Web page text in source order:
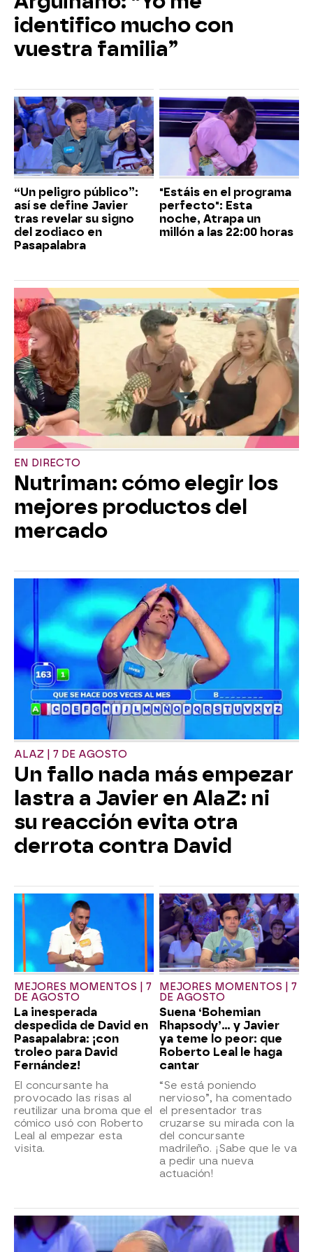
identifico mucho con
vuestra familia”
“Un peligro público”:
así se define Javier
tras revelar su signo
del zodiaco en
Pasapalabra
"Estáis en el programa
perfecto": Esta
noche, Atrapa un
millón a las 22:00 horas
EN DIRECTO
Nutriman: cómo elegir los
mejores productos del
mercado
ALAZ | 7 DE AGOSTO
Un fallo nada más empezar
lastra a Javier en AlaZ: ni
su reacción evita otra
derrota contra David
MEJORES MOMENTOS | 7
DE AGOSTO
La inesperada
despedida de David en
Pasapalabra: ¡con
troleo para David
Fernández!
El concursante ha
provocado las risas al
reutilizar una broma que el
cómico usó con Roberto
Leal al empezar esta
visita.
MEJORES MOMENTOS | 7
DE AGOSTO
Suena ‘Bohemian
Rhapsody’... y Javier
ya teme lo peor: que
Roberto Leal le haga
cantar
“Se está poniendo
nervioso”, ha comentado
el presentador tras
cruzarse su mirada con la
del concursante
madrileño. ¡Sabe que le va
a pedir una nueva
actuación!